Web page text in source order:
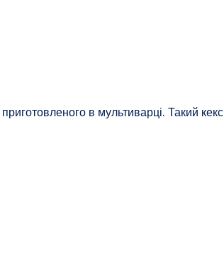
приготовленого в мультиварці. Такий кекс